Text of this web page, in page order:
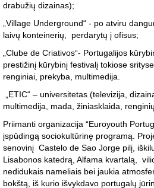
drabužių dizainas);
„Village Underground“ - po atviru
laivų konteinerių, perdarytų į ofisus;
„Clube de Criativos“- Portugalijos
prestižinį kūrybinį festivalį tokiose
renginiai, prekyba, multimedija.
„ETIC“ – universitetas (televizija,
multimedija, mada, žiniasklaida,
Priimanti organizacija “Euroyouth
įspūdingą sociokultūrinę programą.
senovinį Castelo de Sao Jorge pilį,
Lisabonos katedrą, Alfama kvartalą,
nedidukais nameliais bei jaukia
bokštą, iš kurio išvykdavo portugalų